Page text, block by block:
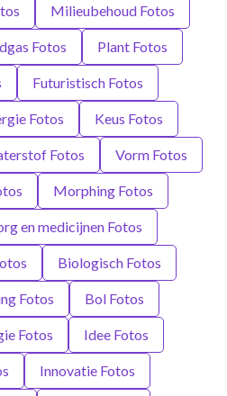
Milieubehoud Fotos
Fotos Plant Fotos
Futuristisch Fotos
Fotos Keus Fotos
Fotos Vorm Fotos
Morphing Fotos
en medicijnen Fotos
Biologisch Fotos
Fotos Bol Fotos
Fotos Idee Fotos
Innovatie Fotos